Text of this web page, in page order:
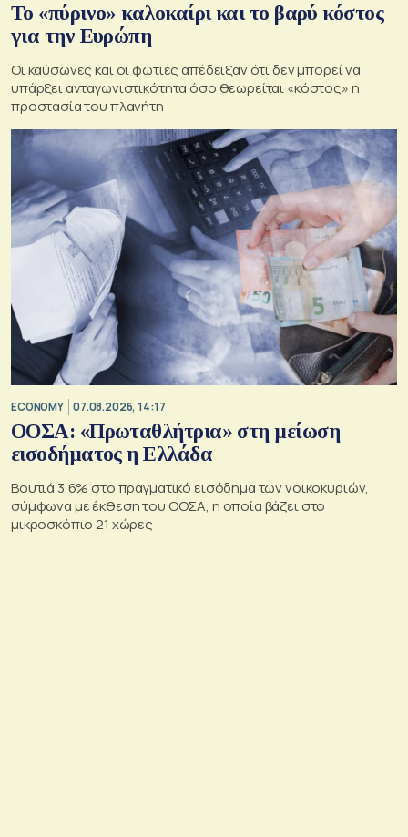
Το «πύρινο» καλοκαίρι και το βαρύ κόστος
για την Ευρώπη
Οι καύσωνες και οι φωτιές απέδειξαν ότι δεν μπορεί να
υπάρξει ανταγωνιστικότητα όσο θεωρείται «κόστος» η
προστασία του πλανήτη
ECONOMY 07.08.2026, 14:17
ΟΟΣΑ: «Πρωταθλήτρια» στη μείωση
εισοδήματος η Ελλάδα
Βουτιά 3,6% στο πραγματικό εισόδημα των νοικοκυριών,
σύμφωνα με έκθεση του ΟΟΣΑ, η οποία βάζει στο
μικροσκόπιο 21 χώρες